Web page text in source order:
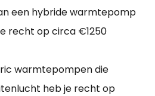
een hybride warmtepomp
recht op circa €1250
warmtepompen die
heb je recht op